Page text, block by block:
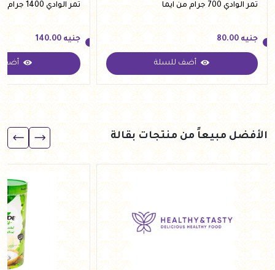
تمر الوادي 700 جرام من ايما
جنيه
جنيه 80.00
أضف للسلة
تمر الوادي 1400 جرام من ايما
جنيه
جنيه 140.00
أضف
الأفضل مبيعاً من منتجات بقالة